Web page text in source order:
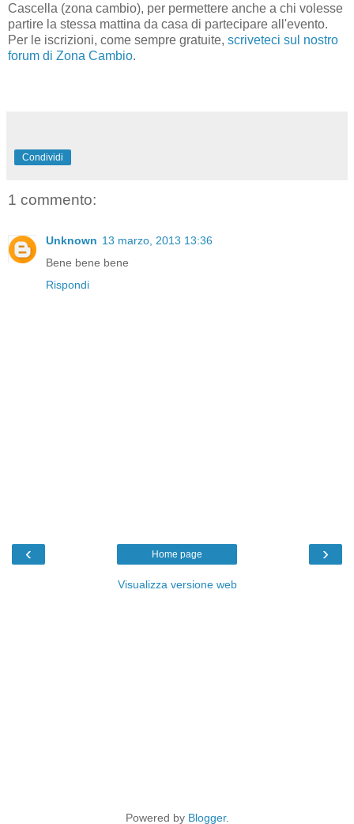
Cascella (zona cambio), per permettere anche a chi volesse
partire la stessa mattina da casa di partecipare all'evento.
Per le iscrizioni, come sempre gratuite, scriveteci sul nostro
forum di Zona Cambio.
Condividi
1 commento:
Unknown 13 marzo, 2013 13:36
Bene bene bene
Rispondi
‹ ›
Home page
Visualizza versione web
Powered by Blogger.